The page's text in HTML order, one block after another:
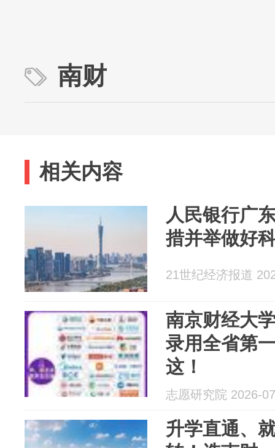
南财
相关内容
人民银行广
措并举做好
21世纪经济报道
南京财经大
录用全省第
这！
志愿研究院 2026-
升学直通、